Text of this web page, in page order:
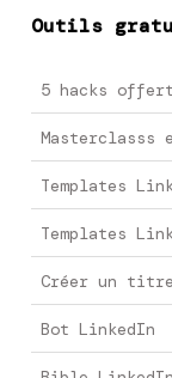
Outils
5 hacks
Masterclasss
Templates
Templates
Créer un
Bot LinkedIn